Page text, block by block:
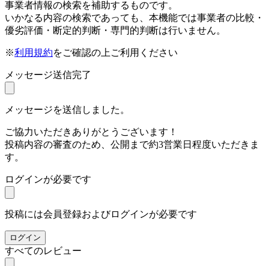
事業者情報の検索を補助するものです。
いかなる内容の検索であっても、本機能では事業者の比較・
優劣評価・断定的判断・専門的判断は行いません。
※利用規約をご確認の上ご利用ください
メッセージ送信完了
メッセージを送信しました。
ご協力いただきありがとうございます！
投稿内容の審査のため、公開まで約3営業日程度いただきま
す。
ログインが必要です
投稿には会員登録およびログインが必要です
ログイン
すべてのレビュー